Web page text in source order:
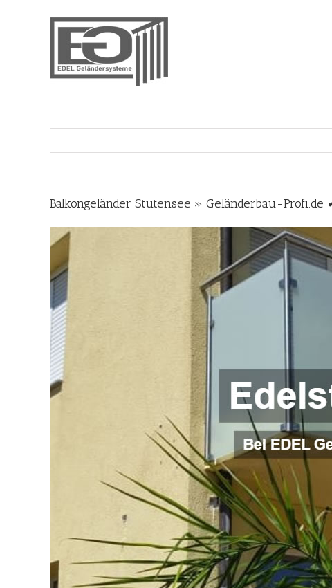
Balkongeländer Stutensee » Geländerbau-